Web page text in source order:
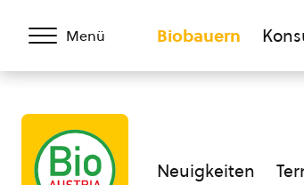
Menü Biobauern
Neuigkeiten